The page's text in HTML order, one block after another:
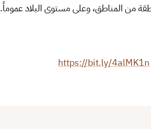
من المناطق، وعلى مستوى البلاد عموماً.
https://bit.ly/4alMK1n